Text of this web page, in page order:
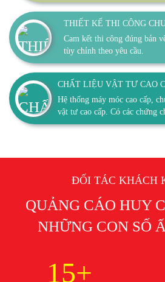
THIẾT KẾ THI CÔNG
Cam kết thi công đúng bản
tùy chỉnh theo yêu cầu.
CHẤT LIỆU VẬT TƯ CAO
Hệ thống máy móc cao cấp,
vật tư cao cấp. Có các chứng
ĐỐI TÁC KHÁCH
QUẢNG CÁO HUY
NHỮNG CON SỐ
15+